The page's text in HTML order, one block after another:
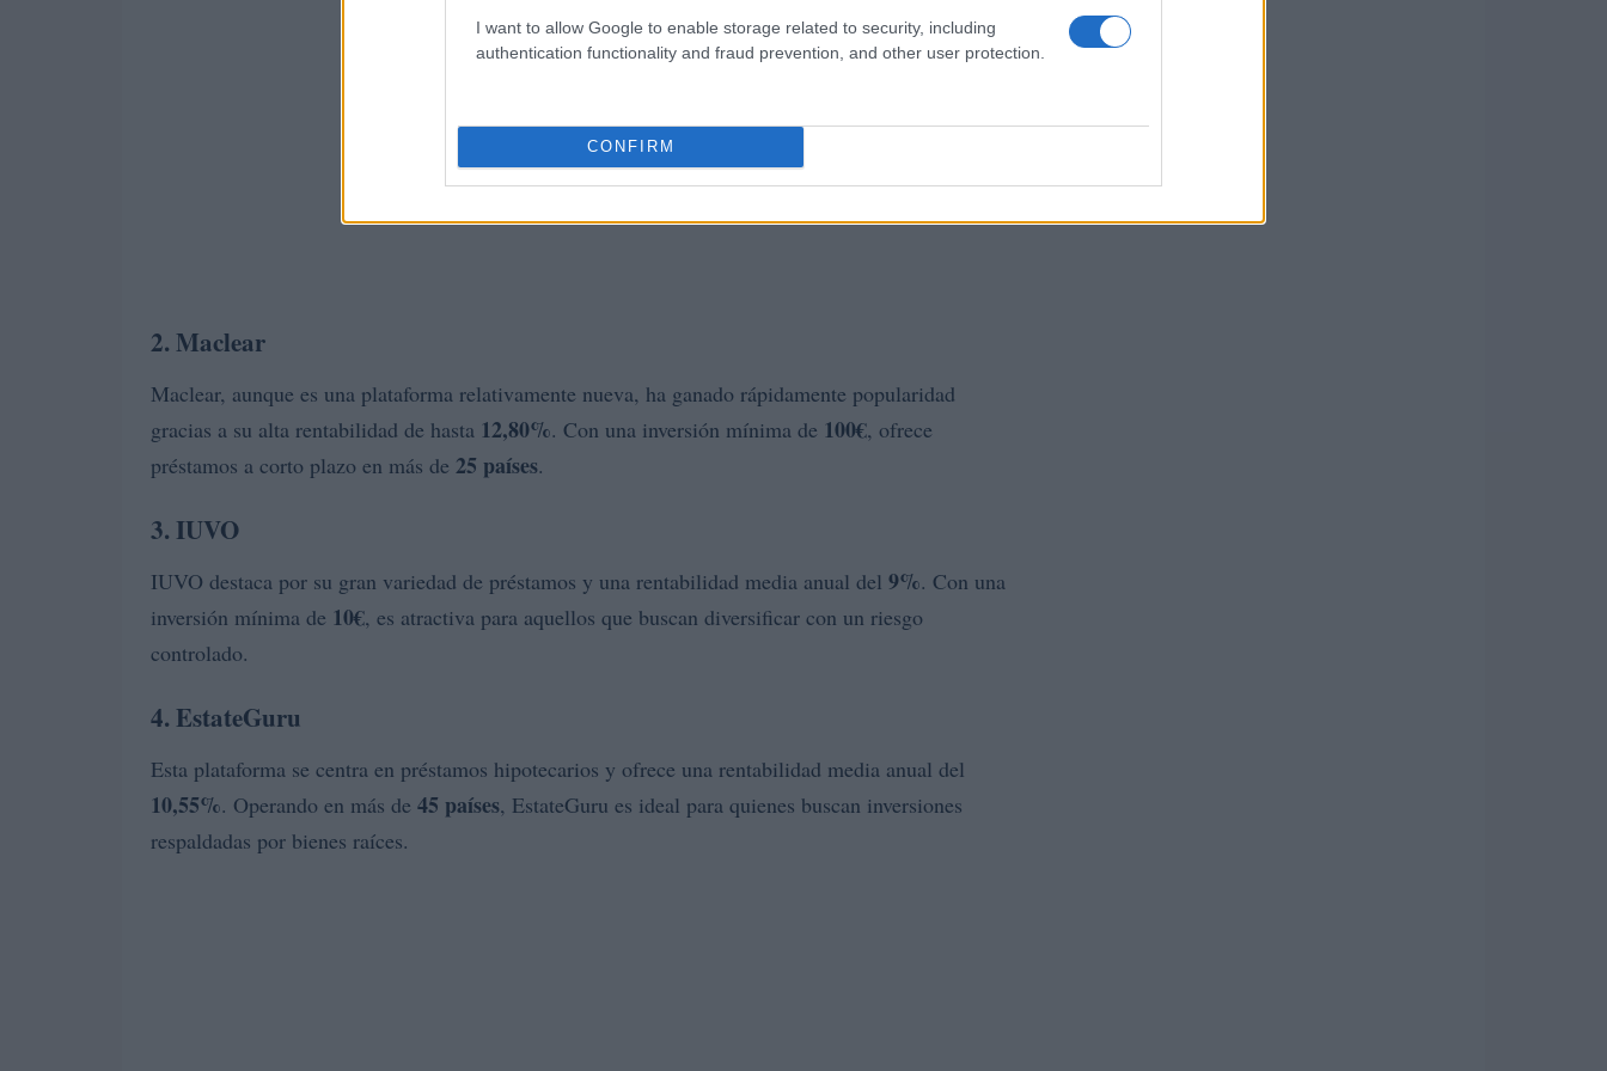
I want to allow Google to enable storage related to security, including
authentication functionality and fraud prevention, and other user protection.
CONFIRM
2. Maclear
Maclear, aunque es una plataforma relativamente nueva, ha ganado rápidamente popularidad
gracias a su alta rentabilidad de hasta 12,80%. Con una inversión mínima de 100€, ofrece
préstamos a corto plazo en más de 25 países.
3. IUVO
IUVO destaca por su gran variedad de préstamos y una rentabilidad media anual del 9%. Con una
inversión mínima de 10€, es atractiva para aquellos que buscan diversificar con un riesgo
controlado.
4. EstateGuru
Esta plataforma se centra en préstamos hipotecarios y ofrece una rentabilidad media anual del
10,55%. Operando en más de 45 países, EstateGuru es ideal para quienes buscan inversiones
respaldadas por bienes raíces.